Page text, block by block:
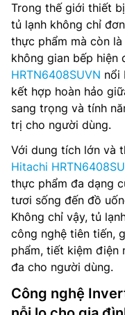
Trong thế giới thiết
tủ lạnh không chỉ
thực phẩm mà còn
không gian bếp hiện
HRTN6408SUVN nổi
kết hợp hoàn hảo
sang trọng và tính
trị cho người dùng.
Với dung tích lớn và
Hitachi
thực phẩm đa dạng
tươi sống đến đồ
Không chỉ vậy, tủ
công nghệ tiên tiến,
phẩm, tiết kiệm điện
đa cho người dùng.
Công nghệ